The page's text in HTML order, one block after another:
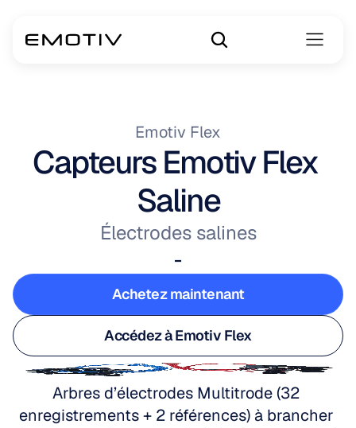
Emotiv Flex
Capteurs Emotiv Flex
Saline
Électrodes salines
-
Achetez maintenant
Achetez maintenant
Accédez à Emotiv Flex
Accédez à Emotiv Flex
Arbres d’électrodes Multitrode (32
enregistrements + 2 références) à brancher